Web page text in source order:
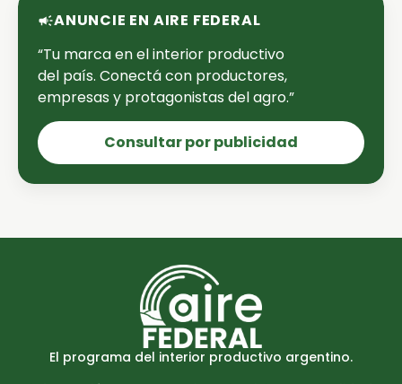
campaignANUNCIE EN AIRE FEDERAL
“Tu marca en el interior productivo
del país. Conectá con productores,
empresas y protagonistas del agro.”
Consultar por publicidad
El programa del interior productivo argentino.